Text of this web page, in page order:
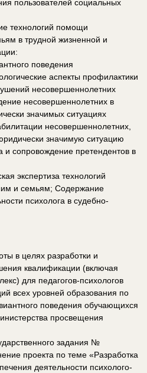
пользователей социальных
технологий помощи
в трудной жизненной и
поведения
аспекты профилактики
несовершеннолетних
несовершеннолетних в
значимых ситуациях
несовершеннолетних,
значимую ситуацию
и сопровождение претендентов в
экспертиза технологий
и семьям; Содержание
психолога в судебно-
в целях разработки и
квалификации (включая
для педагогов-психологов
всех уровней образования по
поведения обучающихся
просвещения
задания №
проекта по теме «Разработка
деятельности психолого-